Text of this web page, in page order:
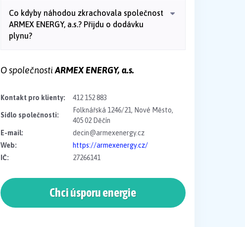
Co kdyby náhodou zkrachovala společnost
ARMEX ENERGY, a.s.? Přijdu o dodávku
plynu?
O společnostiARMEX ENERGY, a.s.
Kontakt pro klienty: 412 152 883
Sídlo společnosti:
Folknářská 1246/21, Nové Město,
405 02 Děčín
E-mail:
decin@armexenergy.cz
Web:
https://armexenergy.cz/
IČ:
27266141
Chci úsporu energie